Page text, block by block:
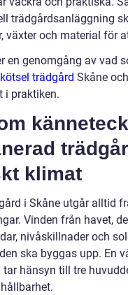
trädgårdsanläggning
växter och material för
en genomgång av vad
trädgård Skåne
i praktiken.
klimat
i Skåne utgår alltid
Vinden från havet,
nivåskillnader och
ska byggas upp. En
tar hänsyn till tre